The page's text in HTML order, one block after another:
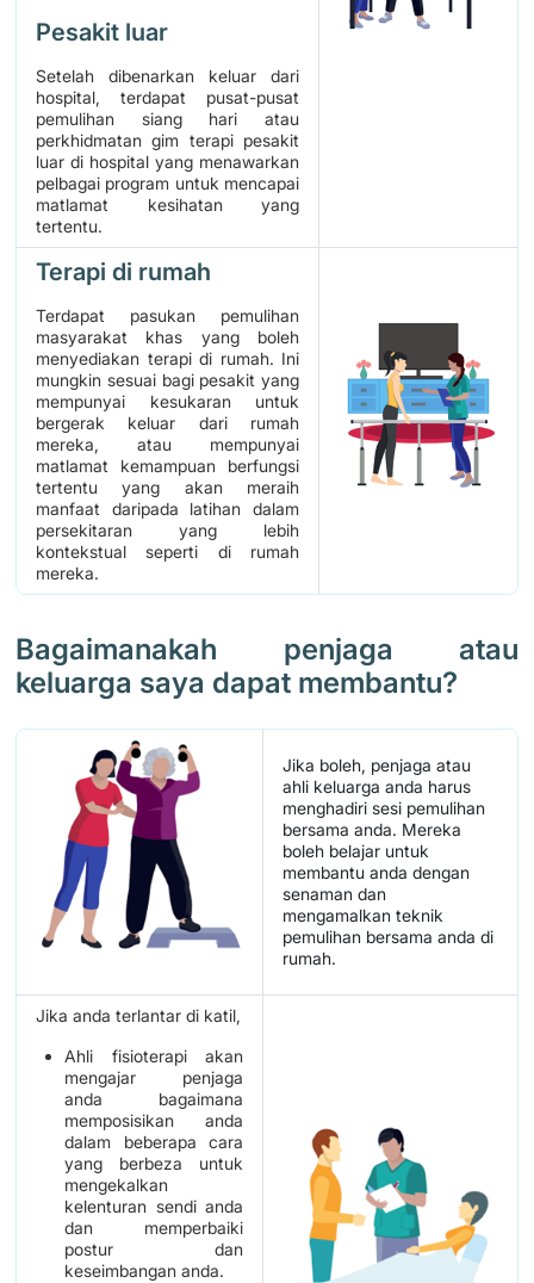
Pesakit luar
Setelah dibenarkan keluar dari
hospital, terdapat pusat-pusat
pemulihan siang hari atau
perkhidmatan gim terapi pesakit
luar di hospital yang menawarkan
pelbagai program untuk mencapai
matlamat kesihatan yang
tertentu.
Terapi di rumah
Terdapat pasukan pemulihan
masyarakat khas yang boleh
menyediakan terapi di rumah. Ini
mungkin sesuai bagi pesakit yang
mempunyai kesukaran untuk
bergerak keluar dari rumah
mereka, atau mempunyai
matlamat kemampuan berfungsi
tertentu yang akan meraih
manfaat daripada latihan dalam
persekitaran yang lebih
kontekstual seperti di rumah
mereka.
Bagaimanakah penjaga atau
keluarga saya dapat membantu?
Jika boleh, penjaga atau
ahli keluarga anda harus
menghadiri sesi pemulihan
bersama anda. Mereka
boleh belajar untuk
membantu anda dengan
senaman dan
mengamalkan teknik
pemulihan bersama anda di
rumah.
Jika anda terlantar di katil,
Ahli fisioterapi akan
mengajar penjaga
anda bagaimana
memposisikan anda
dalam beberapa cara
yang berbeza untuk
mengekalkan
kelenturan sendi anda
dan memperbaiki
postur dan
keseimbangan anda.